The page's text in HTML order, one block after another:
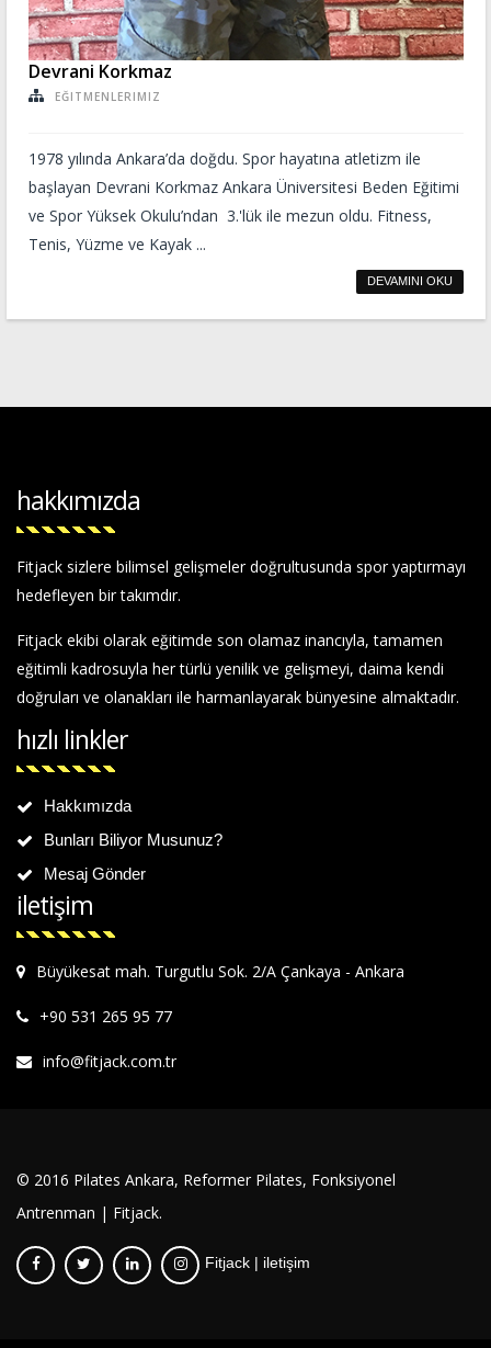
Devrani Korkmaz
EĞITMENLERIMIZ
1978 yılında Ankara’da doğdu. Spor hayatına atletizm ile
başlayan Devrani Korkmaz Ankara Üniversitesi Beden Eğitimi
ve Spor Yüksek Okulu’ndan 3.'lük ile mezun oldu. Fitness,
Tenis, Yüzme ve Kayak ...
DEVAMINI OKU
hakkımızda
Fitjack sizlere bilimsel gelişmeler doğrultusunda spor yaptırmayı
hedefleyen bir takımdır.
Fitjack ekibi olarak eğitimde son olamaz inancıyla, tamamen
eğitimli kadrosuyla her türlü yenilik ve gelişmeyi, daima kendi
doğruları ve olanakları ile harmanlayarak bünyesine almaktadır.
hızlı linkler
Hakkımızda
Bunları Biliyor Musunuz?
Mesaj Gönder
iletişim
Büyükesat mah. Turgutlu Sok. 2/A Çankaya - Ankara
+90 531 265 95 77
info@fitjack.com.tr
© 2016 Pilates Ankara, Reformer Pilates, Fonksiyonel
Antrenman | Fitjack.
Fitjack iletişim